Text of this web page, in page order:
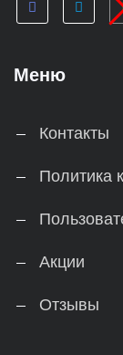
Меню
Контакты
Политика
Акции
Отзывы